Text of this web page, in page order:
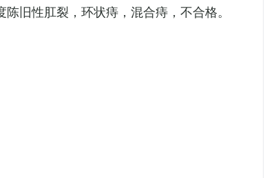
旧性肛裂，环状痔，混合痔，不合格。